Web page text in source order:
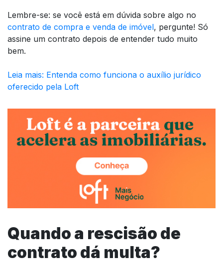
Lembre-se: se você está em dúvida sobre algo no
contrato de compra e venda de imóvel, pergunte! Só
assine um contrato depois de entender tudo muito
bem.
Leia mais: Entenda como funciona o auxílio jurídico
oferecido pela Loft
Quando a rescisão de
contrato dá multa?